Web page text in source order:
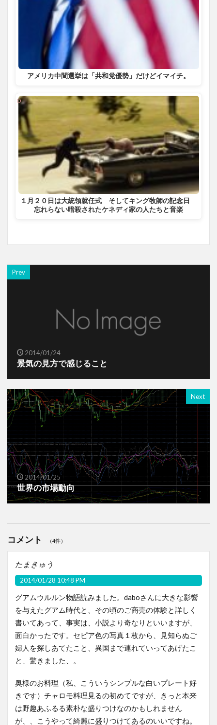
アメリカ中間選挙は「共和党優勢」だけどイマイチ。
１月２０日は大統領就任式 そしてキング牧師の記念日
忘れらない暗殺されたケネディ家の人たちと音楽
Prev
2014/01/24
景気の見方で感じること
Next
2014/01/25
世界の市場動向
コメント （4件）
たまきゅう
2014/01/28 10:48 PM
グアムウルルン物語読みました。daboさんに大きな影響
を与えたグアム時代と、その頃のご商売の体験と詳しく
書いてあって、事実は、小説より奇なりといいますが、
面白かったです。セピア色の写真１枚から、見知らぬご
婦人を探しあてたこと、異国まで連れていってあげたこ
と、驚きました、。
奥様のお料理（私、こういうシンプルな白いプレート好
きです）チャロモ料理見るの初めてですが、きっと本来
は野趣あふるる素朴な盛りつけなのかもしれません
が、、こうやって綺麗に盛りつけてあるのいいですね。